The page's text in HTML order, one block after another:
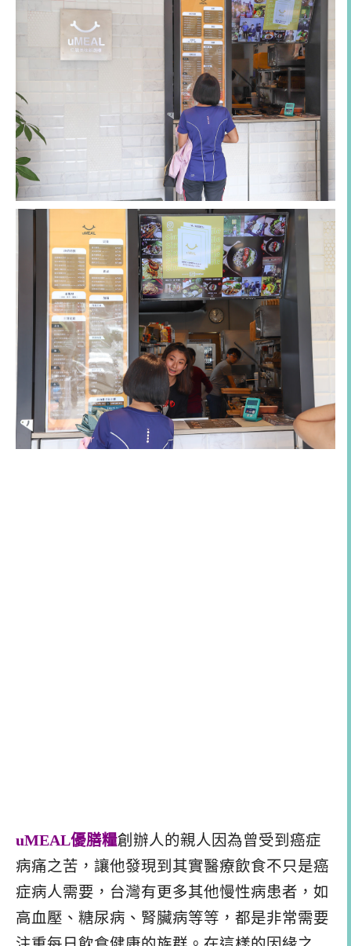
uMEAL優膳糧創辦人的親人因為曾受到癌症
病痛之苦，讓他發現到其實醫療飲食不只是癌
症病人需要，台灣有更多其他慢性病患者，如
高血壓、糖尿病、腎臟病等等，都是非常需要